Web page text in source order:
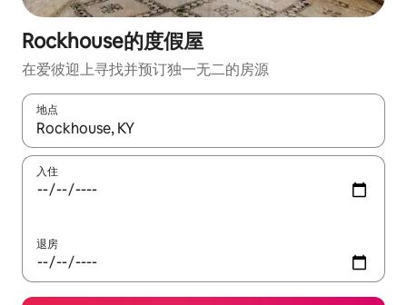
Rockhouse的度假屋
在爱彼迎上寻找并预订独一无二的房源
地点
如有搜索结果，请使用上下方向键查看，或通过点击或滑动手势
入住
退房